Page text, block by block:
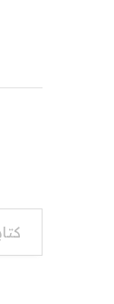
كتابة بريدك الإلكتروني...